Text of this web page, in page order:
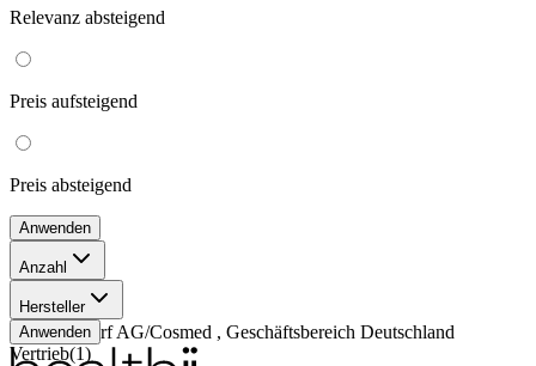
Relevanz absteigend
Preis aufsteigend
Preis absteigend
Anwenden
Anzahl
(1 )
Hersteller
Beiersdorf AG/Cosmed , Geschäftsbereich Deutschland
Vertrieb(1)
Anwenden